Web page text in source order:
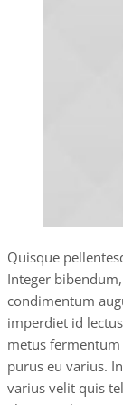
Quisque
Integer
condimentum
imperdiet id
metus
purus eu varius.
varius velit quis